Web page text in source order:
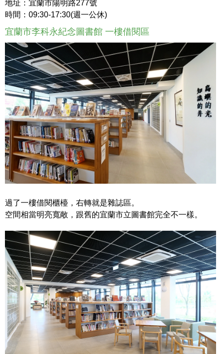
地址：宜蘭市陽明路277號
時間：09:30-17:30(週一公休)
宜蘭市李科永紀念圖書館 一樓借閱區
過了一樓借閱櫃檯，右轉就是雜誌區。
空間相當明亮寬敞，跟舊的宜蘭市立圖書館完全不一樣。